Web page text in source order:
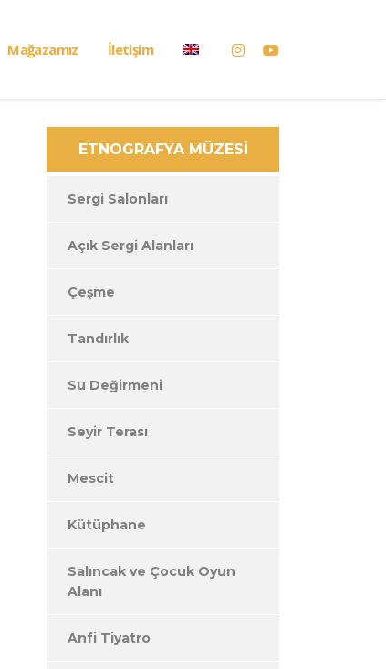
Mağazamız İletişim
ETNOGRAFYA MÜZESİ
Sergi Salonları
Açık Sergi Alanları
Çeşme
Tandırlık
Su Değirmeni
Seyir Terası
Mescit
Kütüphane
Salıncak ve Çocuk Oyun
Alanı
Anfi Tiyatro